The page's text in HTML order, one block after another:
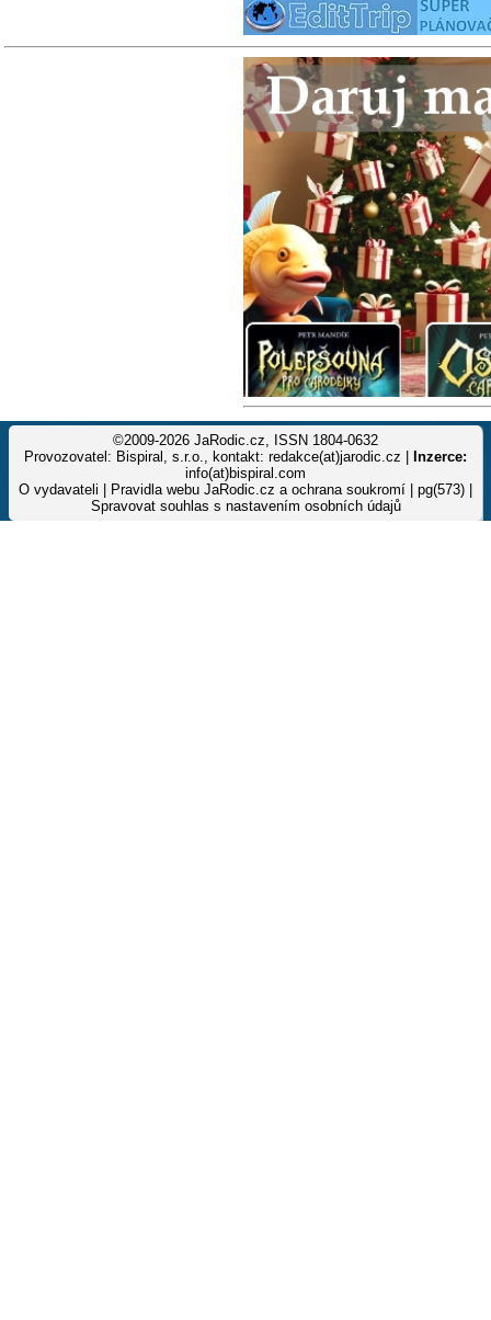
©2009-2026 JaRodic.cz, ISSN 1804-0632
Provozovatel: Bispiral, s.r.o., kontakt: redakce(at)jarodic.cz |
Inzerce:
info(at)bispiral.com
O vydavateli
Pravidla webu JaRodic.cz a ochrana soukromí | pg(573) |
Spravovat souhlas s nastavením osobních údajů